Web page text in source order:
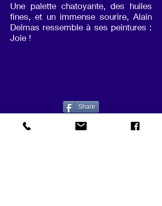
Une palette chatoyante, des huiles
fines, et un immense sourire, Alain
Delmas ressemble à ses peintures :
Joie !
Share